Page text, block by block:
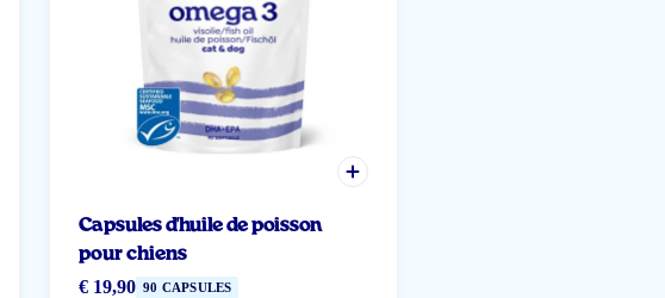
Capsules d'huile de poisson
pour chiens
€ 19,90 90 CAPSULES